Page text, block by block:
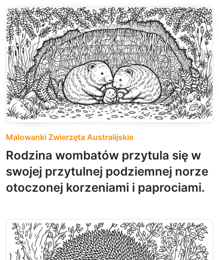
Malowanki Zwierzęta Australijskie
Rodzina wombatów przytula się w
swojej przytulnej podziemnej norze
otoczonej korzeniami i paprociami.